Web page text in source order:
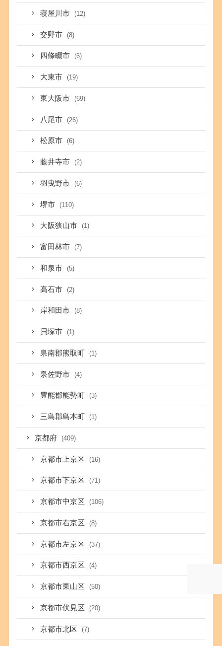
寝屋川市 (12)
交野市 (8)
四條畷市 (6)
大東市 (19)
東大阪市 (69)
八尾市 (26)
松原市 (6)
藤井寺市 (2)
羽曳野市 (6)
堺市 (110)
大阪狭山市 (1)
富田林市 (7)
和泉市 (5)
高石市 (2)
岸和田市 (8)
貝塚市 (1)
泉南郡熊取町 (1)
泉佐野市 (4)
豊能郡能勢町 (3)
三島郡島本町 (1)
京都府 (409)
京都市上京区 (16)
京都市下京区 (71)
京都市中京区 (106)
京都市右京区 (8)
京都市左京区 (37)
京都市西京区 (4)
京都市東山区 (50)
京都市伏見区 (20)
京都市北区 (7)